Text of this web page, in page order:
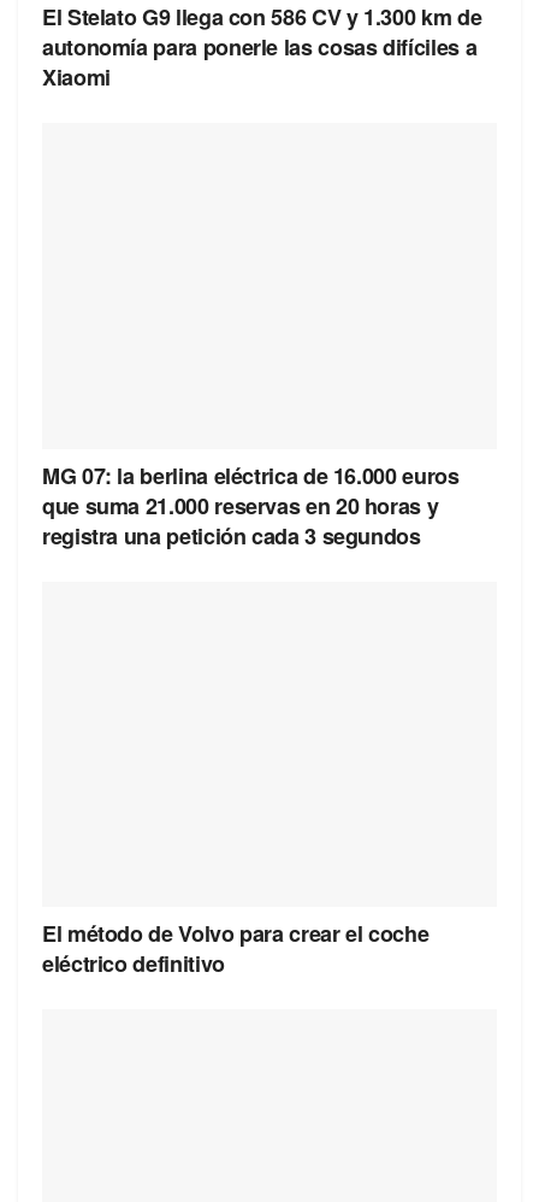
El Stelato G9 llega con 586 CV y 1.300 km de
autonomía para ponerle las cosas difíciles a
Xiaomi
MG 07: la berlina eléctrica de 16.000 euros
que suma 21.000 reservas en 20 horas y
registra una petición cada 3 segundos
El método de Volvo para crear el coche
eléctrico definitivo